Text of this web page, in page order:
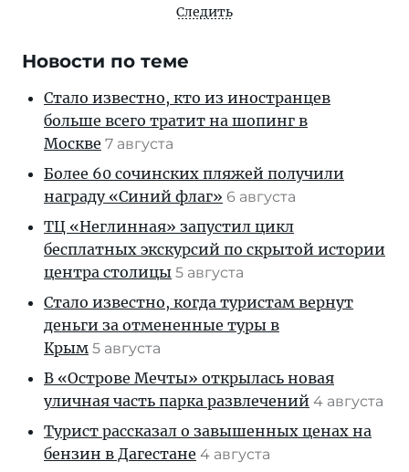
Следить
Новости по теме
Стало известно, кто из иностранцев
больше всего тратит на шопинг в
Москве 7 августа
Более 60 сочинских пляжей получили
награду «Синий флаг» 6 августа
ТЦ «Неглинная» запустил цикл
бесплатных экскурсий по скрытой истории
центра столицы 5 августа
Стало известно, когда туристам вернут
деньги за отмененные туры в
Крым 5 августа
В «Острове Мечты» открылась новая
уличная часть парка развлечений 4 августа
Турист рассказал о завышенных ценах на
бензин в Дагестане 4 августа